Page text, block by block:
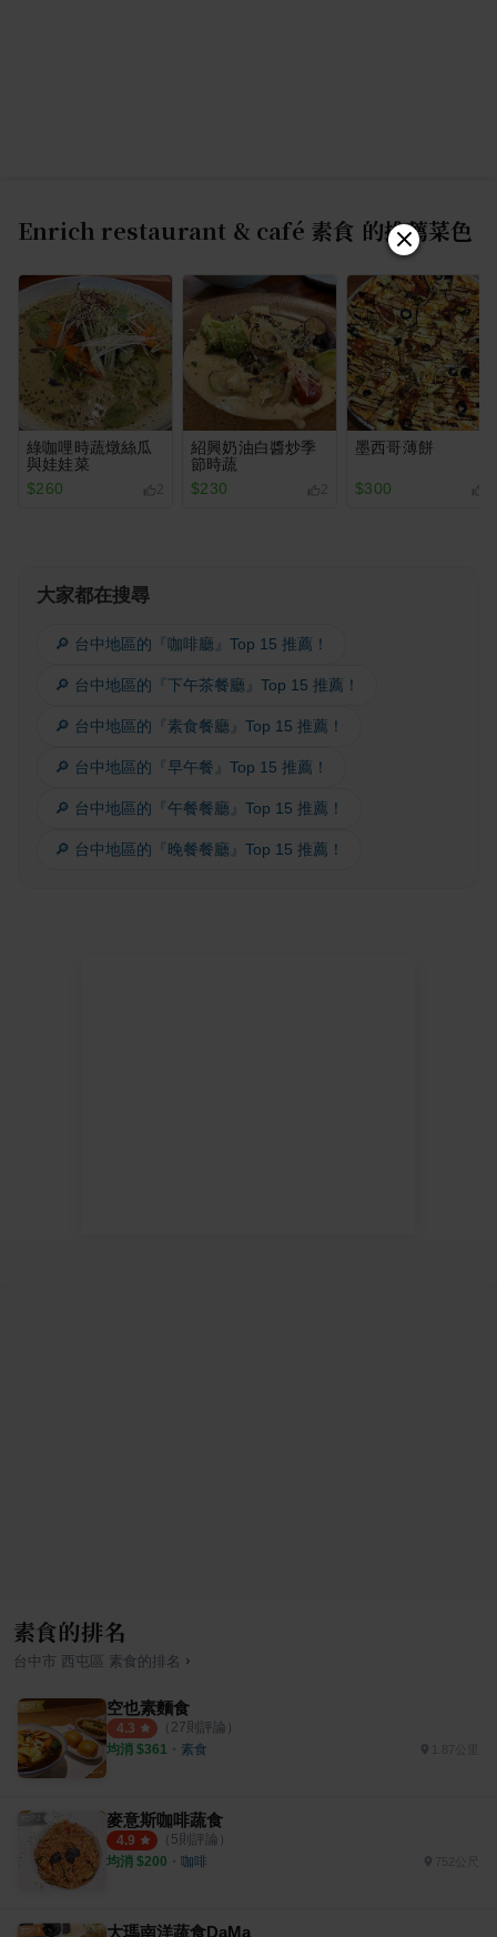
Enrich restaurant & café 素食 的推薦菜色
綠咖哩時蔬燉絲瓜
與娃娃菜
$260
2
紹興奶油白醬炒季
節時蔬
$230
2
墨西哥薄餅
$300
大家都在搜尋
🔎 台中地區的『咖啡廳』Top 15 推薦！
🔎 台中地區的『下午茶餐廳』Top 15 推薦！
🔎 台中地區的『素食餐廳』Top 15 推薦！
🔎 台中地區的『早午餐』Top 15 推薦！
🔎 台中地區的『午餐餐廳』Top 15 推薦！
🔎 台中地區的『晚餐餐廳』Top 15 推薦！
素食的排名
台中市 西屯區 素食的排名 ›
空也素麵食
4.3 （ 27則評論）
均消 $361 ・ 素食 1.87公里
麥意斯咖啡蔬食
4.9 （ 5則評論）
均消 $200 ・ 咖啡 752公尺
大瑪南洋蔬食DaMa